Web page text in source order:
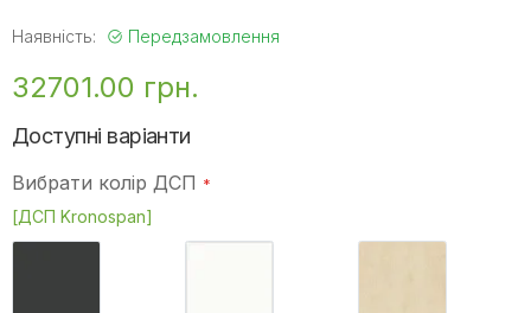
Наявність: Передзамовлення
32701.00 грн.
Доступні варіанти
Вибрати колір ДСП
[ДСП Kronospan]